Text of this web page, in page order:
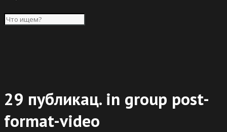
29 публикац. in group post-
format-video